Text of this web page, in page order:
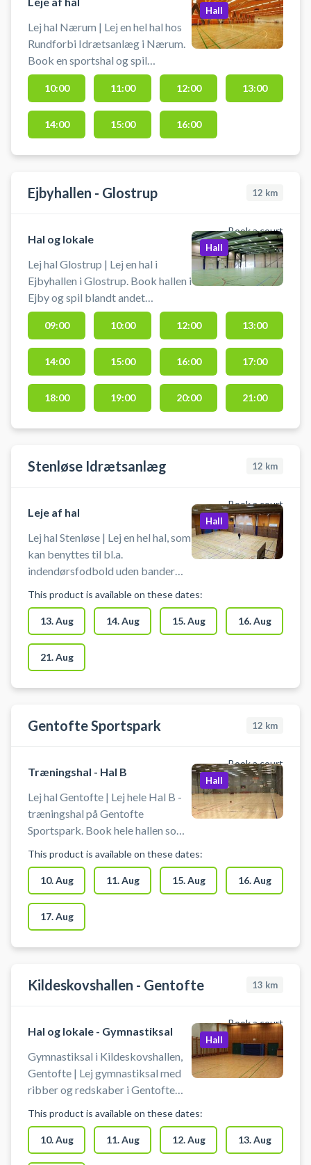
Lej hal Nærum | Lej en hel hal hos
Rundforbi Idrætsanlæg i Nærum.
Book en sportshal og spil
indendørs fodbold i Nærum i en
hal med håndboldmål. Hallen kan
bruges til bl.a. håndbold,
indendørs fodbold uden bander og
Hallen lejes uden udstyr, så husk at
m.m. Der er mulighed for
Hall
10:00 11:00 12:00 13:00
14:00 15:00 16:00
Ejbyhallen - Glostrup 12 km
Book a court
Hal og lokale
Lej hal Glostrup | Lej en hal i
Ejbyhallen i Glostrup. Book hallen i
Ejby og spil blandt andet
indendørs fodbold i Glostrup.
Booking af hallen kan foruden
indendørs fodbold bruges til
håndbold, pickleball eller
badminton. Der er net og mål til
rådighed. Der er gode muligheder
for parkering ved hallen.
Hall
09:00 10:00 12:00 13:00
14:00 15:00 16:00 17:00
18:00 19:00 20:00 21:00
Stenløse Idrætsanlæg 12 km
Book a court
Leje af hal
Lej hal Stenløse | Lej en hel hal, som
kan benyttes til bl.a.
indendørsfodbold uden bander
indendørs fodbold i Stenløse i
idrætscentrets hal. Medbring selv
bold og andet udstyr.
Hall
This product is available on these dates:
13. Aug 14. Aug 15. Aug 16. Aug
21. Aug
Gentofte Sportspark 12 km
Book a court
Træningshal - Hal B
Lej hal Gentofte | Lej hele Hal B -
træningshal på Gentofte
Sportspark. Book hele hallen som
bander), håndboldbane,
basketball eller volleyball på 3
baner eller til badminton på 6
badmintonbaner.
Hall
This product is available on these dates:
10. Aug 11. Aug 15. Aug 16. Aug
17. Aug
Kildeskovshallen - Gentofte 13 km
Book a court
Hal og lokale - Gymnastiksal
Gymnastiksal i Kildeskovshallen,
Gentofte | Lej gymnastiksal med
ribber og redskaber i Gentofte
Adolphsvej 25, 2820 Gentofte.
Gymnastiksalen i Kildeskovshallen
kan benyttes til ekstra træning,
Hall
This product is available on these dates:
10. Aug 11. Aug 12. Aug 13. Aug